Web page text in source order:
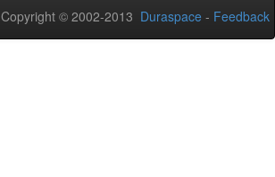
Copyright © 2002-2013 Duraspace - Feedback